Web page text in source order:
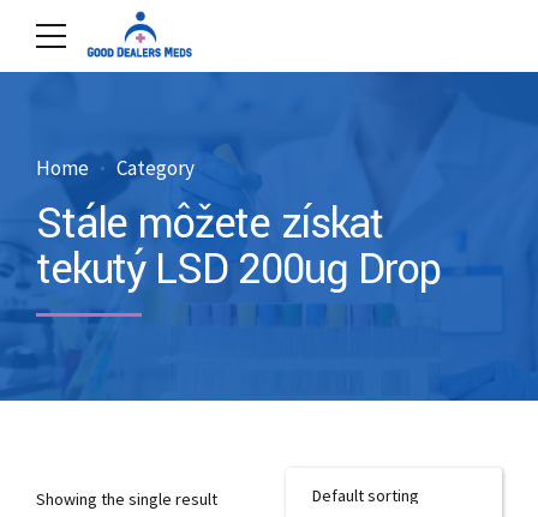
Home Category
Stále môžete získať
tekutý LSD 200ug Drop
Showing the single result